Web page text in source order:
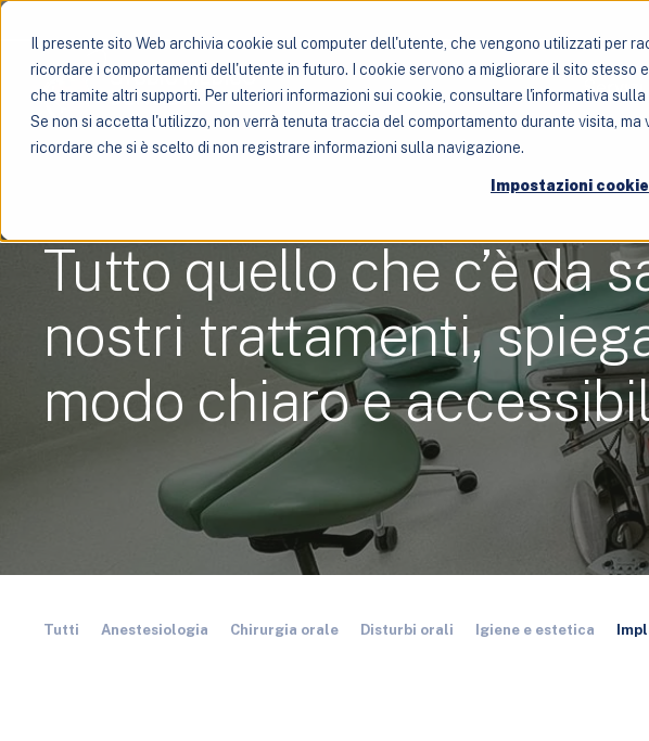
Il presente sito Web archivia cookie sul computer dell'utente, che vengono utilizzati per
ricordare i comportamenti dell'utente in futuro. I cookie servono a migliorare il sito stesso
che tramite altri supporti. Per ulteriori informazioni sui cookie, consultare l'informativa sulla
Se non si accetta l'utilizzo, non verrà tenuta traccia del comportamento durante visita,
ricordare che si è scelto di non registrare informazioni sulla navigazione.
Impostazioni cookie
Servizi
Tutto quello che c’è da
nostri trattamenti,
modo chiaro e
Tutti Anestesiologia Chirurgia orale Disturbi orali Igiene e estetica